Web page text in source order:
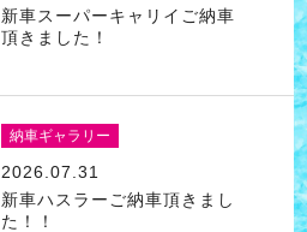
新車スーパーキャリイご納車
頂きました！
納車ギャラリー
2026.07.31
新車ハスラーご納車頂きまし
た！！